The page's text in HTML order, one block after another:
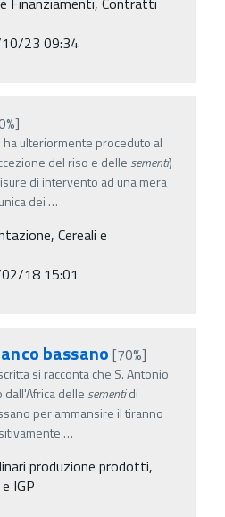
23 09:34
ulteriormente proceduto al
del riso e delle sementi)
di intervento ad una mera
dei …
Cereali e
18 15:01
bassano [70%]
si racconta che S. Antonio
dall'Africa delle sementidi
per ammansire il tiranno
…
produzione prodotti,
IGP